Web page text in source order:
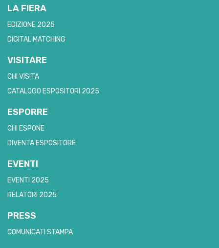
LA FIERA
EDIZIONE 2025
DIGITAL MATCHING
VISITARE
CHI VISITA
CATALOGO ESPOSITORI 2025
ESPORRE
CHI ESPONE
DIVENTA ESPOSITORE
EVENTI
EVENTI 2025
RELATORI 2025
PRESS
COMUNICATI STAMPA